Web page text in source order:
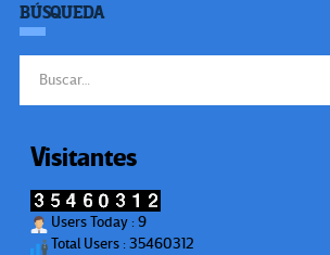
BÚSQUEDA
Visitantes
Users Today : 9
Total Users : 35460312